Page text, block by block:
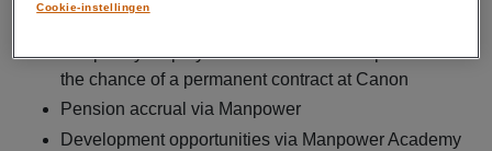
Temporary employment contract via Manpower with
the chance of a permanent contract at Canon
Pension accrual via Manpower
Development opportunities via Manpower Academy
Cookie-instellingen